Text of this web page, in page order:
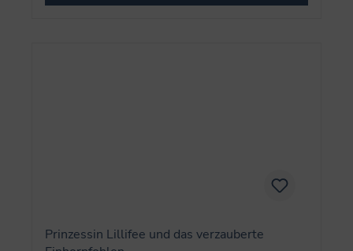
Prinzessin Lillifee und das verzauberte